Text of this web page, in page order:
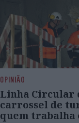
OPINIÃO
Linha Circular
carrossel de
quem trabalha